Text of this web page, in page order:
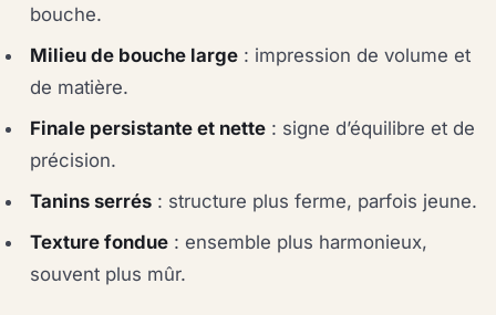
bouche.
Milieu de bouche large : impression de volume et
de matière.
Finale persistante et nette : signe d’équilibre et de
précision.
Tanins serrés : structure plus ferme, parfois jeune.
Texture fondue : ensemble plus harmonieux,
souvent plus mûr.